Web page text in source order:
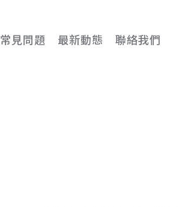
常見問題 最新動態 聯絡我們